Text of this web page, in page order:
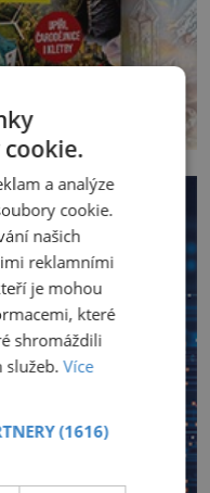
a analýze
cookie.
našich
reklamními
je mohou
které
shromáždili
služeb.Více
(1616)